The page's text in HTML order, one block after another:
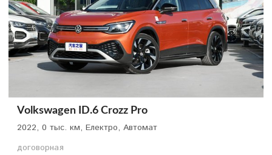
Volkswagen ID.6 Crozz Pro
2022, 0 тыс. км, Електро, Автомат
договорная